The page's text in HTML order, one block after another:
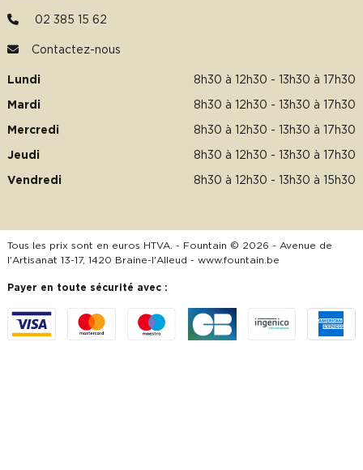
02 385 15 62
Contactez-nous
Lundi 8h30 à 12h30 - 13h30 à 17h30
Mardi 8h30 à 12h30 - 13h30 à 17h30
Mercredi 8h30 à 12h30 - 13h30 à 17h30
Jeudi 8h30 à 12h30 - 13h30 à 17h30
Vendredi 8h30 à 12h30 - 13h30 à 15h30
Tous les prix sont en euros HTVA. - Fountain © 2026 - Avenue de
l'Artisanat 13-17, 1420 Braine-l'Alleud - www.fountain.be
Payer en toute sécurité avec :